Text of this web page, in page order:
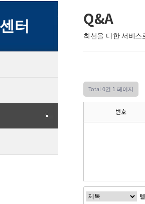
터 Q&A
최선을 다한 서비
Total 0건 1 페이지
번호